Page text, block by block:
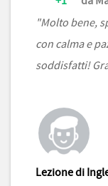
"Molto bene,
con calma e
soddisfatti!
Lezione di